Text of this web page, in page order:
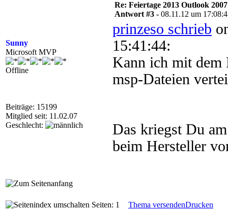
Sunny
Microsoft MVP
Offline
Beiträge: 15199
Mitglied seit: 11.02.07
Geschlecht:
Re: Feiertage 2013 Outlook
Antwort #3 - 08.11.12 um
prinzeso schrieb
15:41:44:
Kann ich mit dem
msp-Dateien
Das kriegst Du
beim Hersteller
Seiten: 1 Thema versendenDrucken